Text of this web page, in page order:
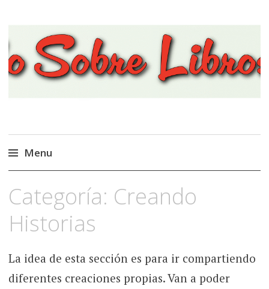
Viajando Sobre Libros
Menu
al
contenido
Categoría: Creando
Historias
La idea de esta sección es para ir compartiendo
diferentes creaciones propias. Van a poder